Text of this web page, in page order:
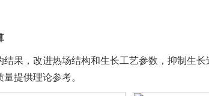
结果，改进热场结构和生长工艺参数，抑制生
提供理论参考。